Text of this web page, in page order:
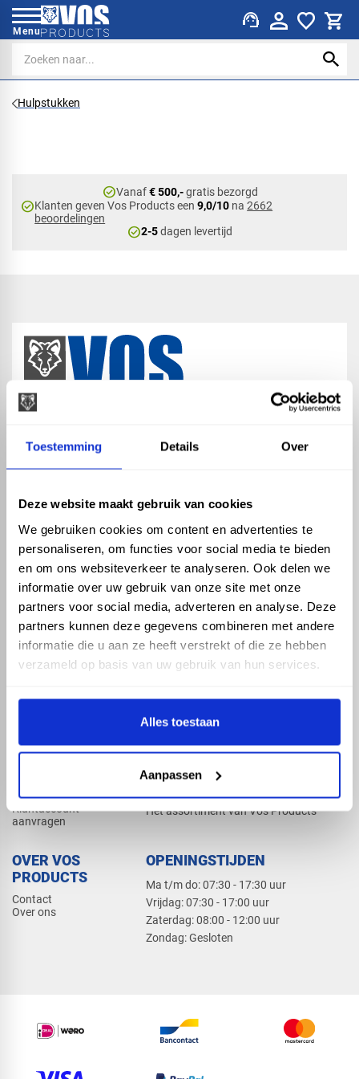
Toestemming Details Over
Deze website maakt gebruik van cookies
We gebruiken cookies om content en advertenties te
personaliseren, om functies voor social media te bieden
en om ons websiteverkeer te analyseren. Ook delen we
informatie over uw gebruik van onze site met onze
partners voor social media, adverteren en analyse. Deze
partners kunnen deze gegevens combineren met andere
informatie die u aan ze heeft verstrekt of die ze hebben
verzameld op basis van uw gebruik van hun services.
Alles toestaan
Aanpassen
Menu support_agent
Hulpstukken
check_circleVanaf€ 500,-gratis bezorgd
check_circleKlanten geven Vos Products een9,0/10 na2662
beoordelingen
check_circle2-5dagen levertijd
ASSORTIMENT
Hemelwaterafvoer
Drukleiding
Beregening
Dak en gevel
KENNIS EN HULP
Klantenservice
Kennisbank
Klantaccount
aanvragen
PRODUCTCATALOGUS 2026
Het assortiment van Vos Products
OVER VOS
PRODUCTS
Contact
Over ons
OPENINGSTIJDEN
Ma t/m do: 07:30 - 17:30 uur
​Vrijdag: 07:30 - 17:00 uur
​Zaterdag: 08:00 - 12:00 uur
​Zondag: Gesloten
phone_enabled +31 416 75 02 55
mail info@vosproducts.nl
check_circleDé bouwmarkt van Altena
check_circle Direct uit grote voorraad geleverd met eigen transport
check_circleLevering in NL en BE